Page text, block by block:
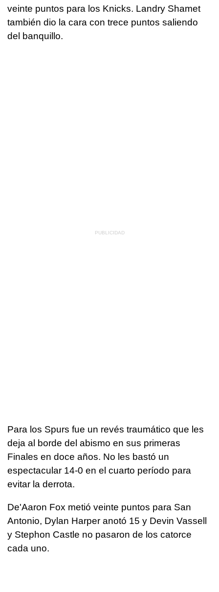
veinte puntos para los Knicks. Landry Shamet
también dio la cara con trece puntos saliendo
del banquillo.
Para los Spurs fue un revés traumático que les
deja al borde del abismo en sus primeras
Finales en doce años. No les bastó un
espectacular 14-0 en el cuarto período para
evitar la derrota.
De'Aaron Fox metió veinte puntos para San
Antonio, Dylan Harper anotó 15 y Devin Vassell
y Stephon Castle no pasaron de los catorce
cada uno.